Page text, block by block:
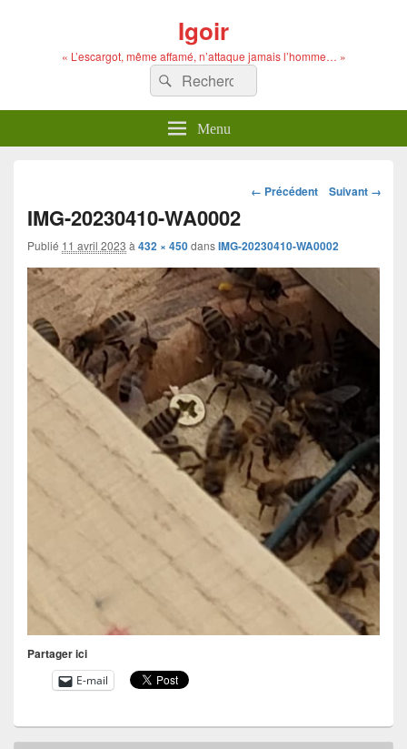
Igoir
« L’escargot, même affamé, n’attaque jamais l’homme… »
Recherche :
Rechercher
Menu
Navigation
images
← Précédent Suivant →
IMG-20230410-WA0002
Publié 11 avril 2023 à 432 × 450dansIMG-20230410-WA0002
Partager ici
E-mail